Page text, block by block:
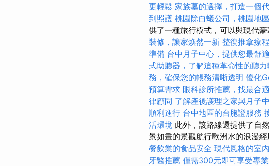
更輕鬆 家族墓的選擇，打造一個
到照護 桃園除白蟻公司，桃園地
供了一種旅行模式，可以與現代
裝修，讓家焕然一新 整復推拿療程
準備 台中月子中心，提供您最舒
式助聽器，了解這種革命性的聽
務，確保您的帳務清晰透明 優化
預算需求 眼科診所推薦，找最合
律顧問 了解產後護理之家與月子
順利進行 台中地區的台胞證服務
活環境 此外，該路線還提供了自
景如畫的景觀航行歐洲水的浪漫經
餐飲業的食品安全 現代風格的室
牙醫推薦 僅需300元即可享受專